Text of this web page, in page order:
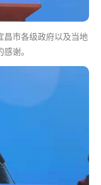
市各级政府以及当地
谢。